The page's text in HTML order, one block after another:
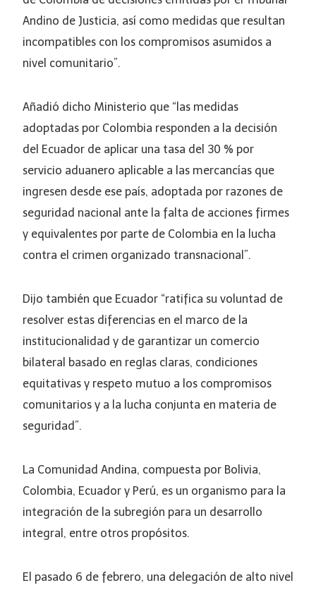
Andino de Justicia, así como medidas que resultan
incompatibles con los compromisos asumidos a
nivel comunitario”.
Añadió dicho Ministerio que “las medidas
adoptadas por Colombia responden a la decisión
del Ecuador de aplicar una tasa del 30 % por
servicio aduanero aplicable a las mercancías que
ingresen desde ese país, adoptada por razones de
seguridad nacional ante la falta de acciones firmes
y equivalentes por parte de Colombia en la lucha
contra el crimen organizado transnacional”.
Dijo también que Ecuador “ratifica su voluntad de
resolver estas diferencias en el marco de la
institucionalidad y de garantizar un comercio
bilateral basado en reglas claras, condiciones
equitativas y respeto mutuo a los compromisos
comunitarios y a la lucha conjunta en materia de
seguridad”.
La Comunidad Andina, compuesta por Bolivia,
Colombia, Ecuador y Perú, es un organismo para la
integración de la subregión para un desarrollo
integral, entre otros propósitos.
El pasado 6 de febrero, una delegación de alto nivel